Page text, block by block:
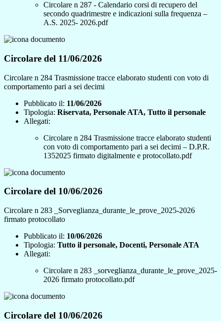
Circolare n 287 - Calendario corsi di recupero del
secondo quadrimestre e indicazioni sulla frequenza –
A.S. 2025- 2026.pdf
Circolare del 11/06/2026
Circolare n 284 Trasmissione tracce elaborato studenti con voto di
comportamento pari a sei decimi
Pubblicato il: 11/06/2026
Tipologia: Riservata, Personale ATA, Tutto il personale
Allegati:
Circolare n 284 Trasmissione tracce elaborato studenti
con voto di comportamento pari a sei decimi – D.P.R.
1352025 firmato digitalmente e protocollato.pdf
Circolare del 10/06/2026
Circolare n 283 _Sorveglianza_durante_le_prove_2025-2026
firmato protocollato
Pubblicato il: 10/06/2026
Tipologia: Tutto il personale, Docenti, Personale ATA
Allegati:
Circolare n 283 _sorveglianza_durante_le_prove_2025-
2026 firmato protocollato.pdf
Circolare del 10/06/2026